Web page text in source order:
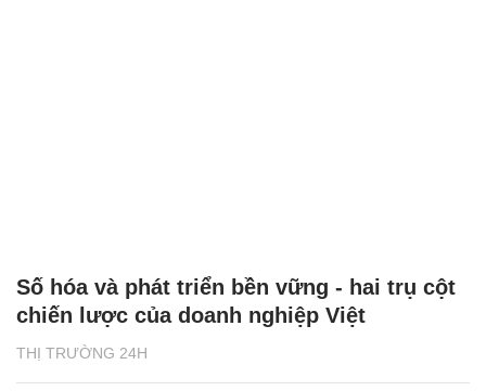
THỊ TRƯỜNG 24H
Số hóa và phát triển bền vững - hai trụ cột
chiến lược của doanh nghiệp Việt